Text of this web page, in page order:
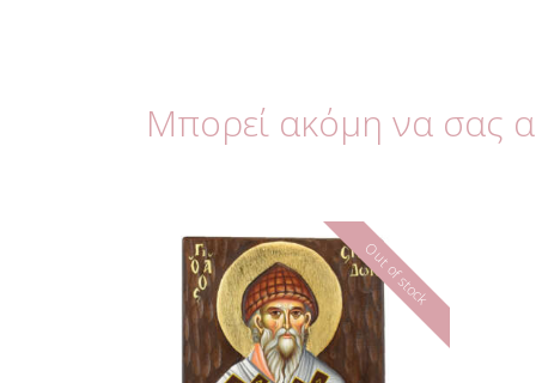
Μπορεί ακόμη να σας
Out of stock